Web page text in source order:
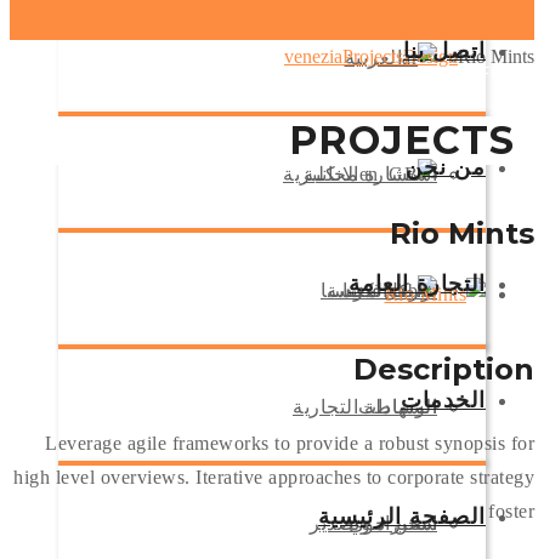
العربية
الانكليزية
الكردية
اتصل بنا
استشارة مجانية
تواصل معنا
من نحن
شركة فينيسيا
الشهادات
التجارة العامة
الوساطة التجارية
استيراد وتصدير
الخدمات
شحن جوي
الصفحة الرئيسية
GLOBAX PORTFOLIO
PROJECTS
veneziaProjectsDesignRio Mints
Rio Mints
Description
Leverage agile frameworks to provide a robust synopsis for
high level overviews. Iterative approaches to corporate strategy
foster